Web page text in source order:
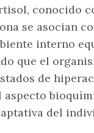
conocido
se asocian
interno
que el
de
del